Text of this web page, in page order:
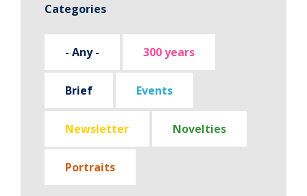
Categories
- Any - 300 years
Brief Events
Newsletter Novelties
Portraits